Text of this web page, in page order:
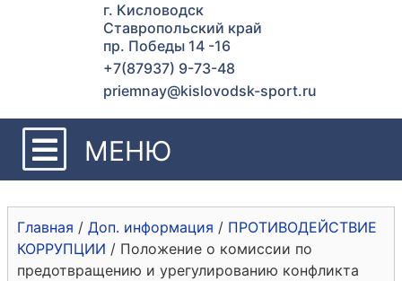
г. Кисловодск
Ставропольский край
пр. Победы 14 -16
+7(87937) 9-73-48
priemnay@kislovodsk-sport.ru
МЕНЮ
Главная / Доп. информация / ПРОТИВОДЕЙСТВИЕ
КОРРУПЦИИ / Положение о комиссии по
предотвращению и урегулированию конфликта